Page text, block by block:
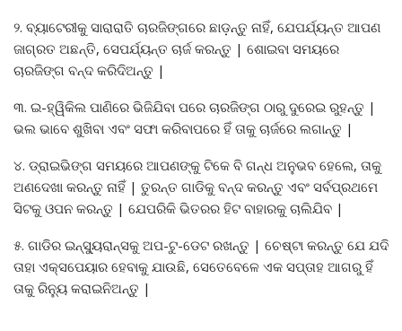
୨. ବ୍ୟାଟେରୀକୁ ସାରାରାତି ଚାରଜିଙ୍ଗରେ ଛାଡ଼ନ୍ତୁ ନାହିଁ, ଯେପର୍ଯ୍ୟନ୍ତ ଆପଣ
ଜାଗ୍ରତ ଅଛନ୍ତି, ସେପର୍ଯ୍ୟନ୍ତ ଚାର୍ଜ କରନ୍ତୁ | ଶୋଇବା ସମୟରେ
ଚାରଜିଙ୍ଗ ବନ୍ଦ କରିଦିଅନ୍ତୁ |
୩. ଇ-ହ୍ୱିକିଲ ପାଣିରେ ଭିଜିଯିବା ପରେ ଚାରଜିଙ୍ଗ ଠାରୁ ଦୁରେଇ ରୁହନ୍ତୁ |
ଭଲ ଭାବେ ଶୁଖିବା ଏବଂ ସଫା କରିବାପରେ ହିଁ ତାକୁ ଚାର୍ଜରେ ଲଗାନ୍ତୁ |
୪. ଡ୍ରାଇଭିଙ୍ଗ ସମୟରେ ଆପଣଙ୍କୁ ଟିକେ ବି ଗନ୍ଧ ଅନୁଭବ ହେଲେ, ତାକୁ
ଅଣଦେଖା କରନ୍ତୁ ନାହିଁ | ତୁରନ୍ତ ଗାଡିକୁ ବନ୍ଦ କରନ୍ତୁ ଏବଂ ସର୍ବପ୍ରଥମେ
ସିଟକୁ ଓପନ କରନ୍ତୁ | ଯେପରିକି ଭିତରର ହିଟ ବାହାରକୁ ଚାଲିଯିବ |
୫. ଗାଡିର ଇନ୍ସ୍ୟୁରାନ୍ସକୁ ଅପ-ଟୁ-ଡେଟ ରଖନ୍ତୁ | ଚେଷ୍ଟା କରନ୍ତୁ ଯେ ଯଦି
ତାହା ଏକ୍ସପେୟାର ହେବାକୁ ଯାଉଛି, ସେତେବେଳେ ଏକ ସପ୍ତାହ ଆଗରୁ ହିଁ
ତାକୁ ରିନ୍ୟୁ କରାଇନିଅନ୍ତୁ |